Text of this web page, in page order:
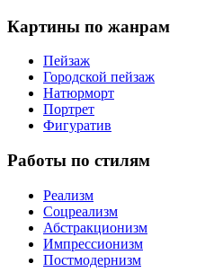
Картины по жанрам
Пейзаж
Городской пейзаж
Натюрморт
Портрет
Фигуратив
Работы по стилям
Реализм
Соцреализм
Абстракционизм
Импрессионизм
Постмодернизм